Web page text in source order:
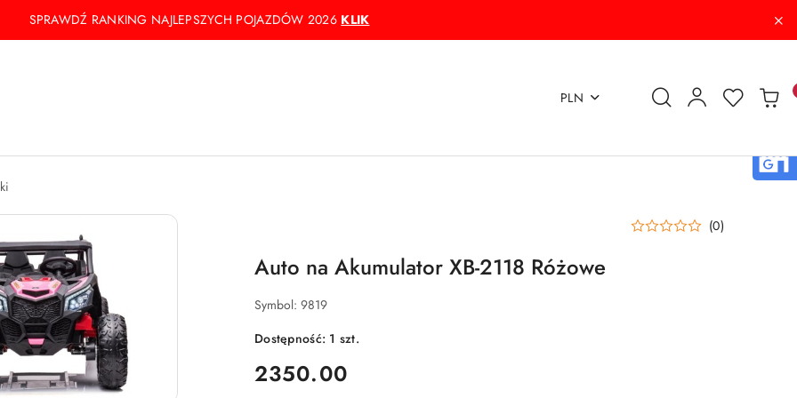
SPRAWDŹ RANKING NAJLEPSZYCH POJAZDÓW 2026 KLIK
PLN
(0)
Auto na Akumulator XB-2118 Różowe
Symbol: 9819
Dostępność: 1 szt.
cena:
2350.00